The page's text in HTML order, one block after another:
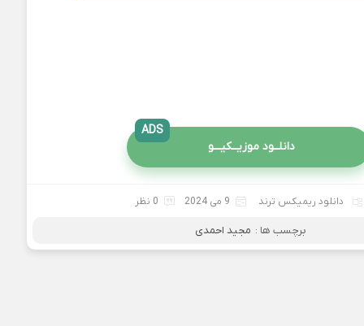
دانلــود موزیــکیـــو
ADS
دانلود ریمیکس ترند 9 می 2024 0 نظر
برچسب ها : مجید احمدی